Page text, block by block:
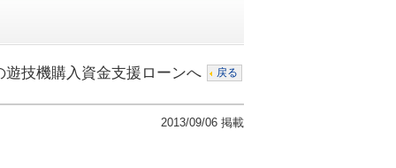
技機購入資金支援ローンへ 戻る
2013/09/06 掲載